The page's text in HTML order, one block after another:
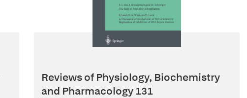
Reviews of Physiology, Biochemistry
and Pharmacology 131